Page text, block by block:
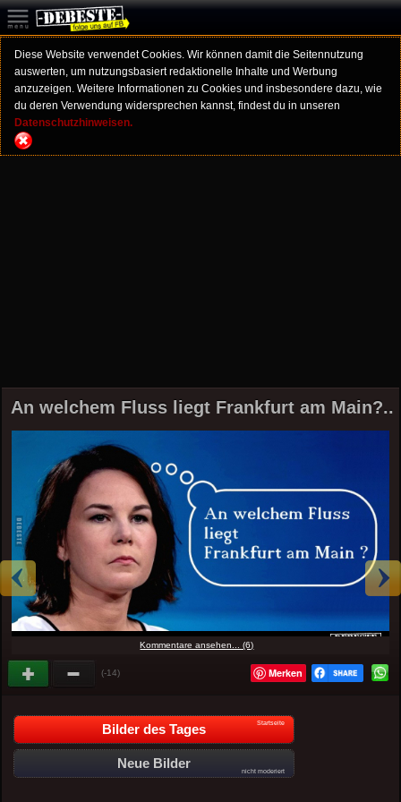
Diese Website verwendet Cookies. Wir können damit die Seitennutzung
auswerten, um nutzungsbasiert redaktionelle Inhalte und Werbung
anzuzeigen. Weitere Informationen zu Cookies und insbesondere dazu, wie
du deren Verwendung widersprechen kannst, findest du in unseren
Datenschutzhinweisen.
An welchem Fluss liegt Frankfurt am Main?..
Kommentare ansehen... (6)
(-14) Merken
Bilder des Tages Startseite
Neue Bilder
nicht moderiert